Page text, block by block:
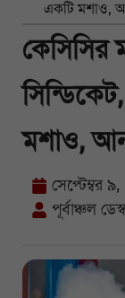
একটি মশাও,
কেসিসির
মশাও,
সেপ্টেম্বর
পূর্বাঞ্চল